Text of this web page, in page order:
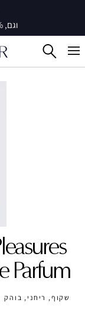
וגם, 30% הנחה על סדרת Double Wear
Parfum
שקוף, ריחני, בוהק